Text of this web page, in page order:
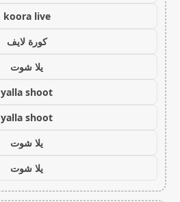
koora live
كورة لايف
يلا شوت
yalla shoot
yalla shoot
يلا شوت
يلا شوت